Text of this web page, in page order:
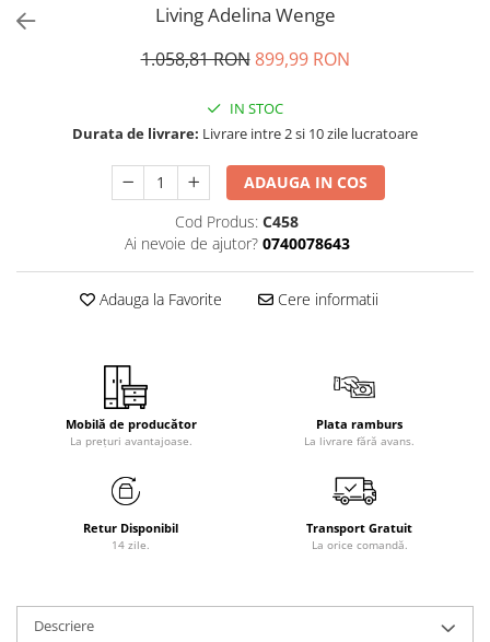
Living Adelina Wenge
1.058,81 RON 899,99 RON
IN STOC
Durata de livrare: Livrare intre 2 si 10 zile lucratoare
ADAUGA IN COS
Cod Produs: C458
Ai nevoie de ajutor? 0740078643
Adauga la Favorite Cere informatii
Mobilă de producător
La prețuri avantajoase.
Plata ramburs
La livrare fără avans.
Retur Disponibil
14 zile.
Transport Gratuit
La orice comandă.
Descriere